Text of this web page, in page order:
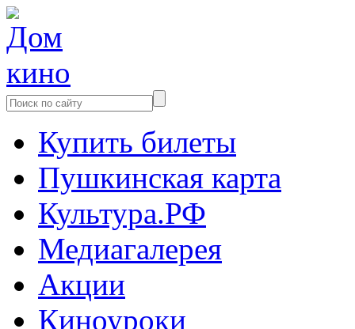
Купить билеты
Пушкинская карта
Культура.РФ
Медиагалерея
Акции
Киноуроки